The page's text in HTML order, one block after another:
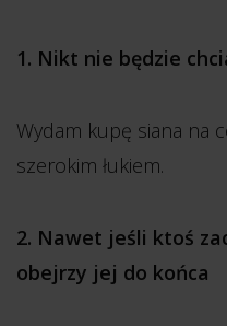
1. Nikt nie będzie
Wydam kupę siana na
szerokim łukiem.
2. Nawet jeśli ktoś
obejrzy jej do końca